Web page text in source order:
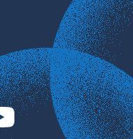
YouTube-
svg